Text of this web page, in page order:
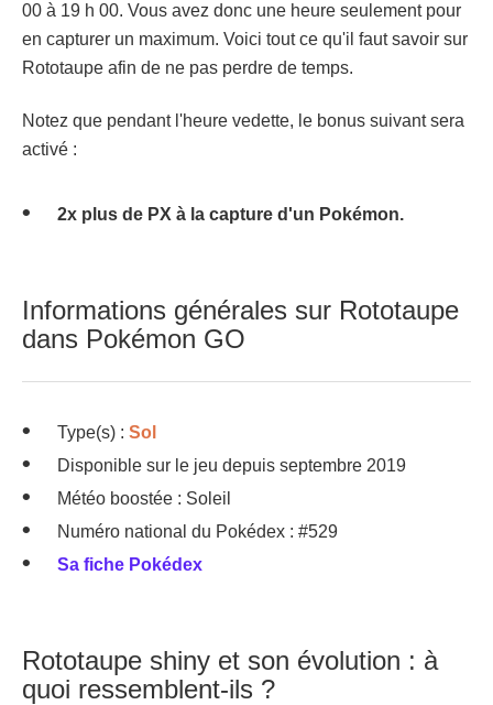
00 à 19 h 00. Vous avez donc une heure seulement pour
en capturer un maximum. Voici tout ce qu'il faut savoir sur
Rototaupe afin de ne pas perdre de temps.
Notez que pendant l'heure vedette, le bonus suivant sera
activé :
2x plus de PX à la capture d'un Pokémon.
Informations générales sur Rototaupe
dans Pokémon GO
Type(s) : Sol
Disponible sur le jeu depuis septembre 2019
Météo boostée : Soleil
Numéro national du Pokédex : #529
Sa fiche Pokédex
Rototaupe shiny et son évolution : à
quoi ressemblent-ils ?